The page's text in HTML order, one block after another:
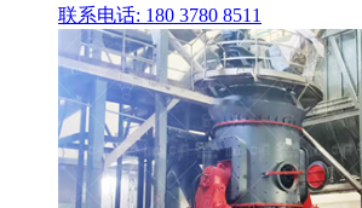
联系电话: 180 3780 8511